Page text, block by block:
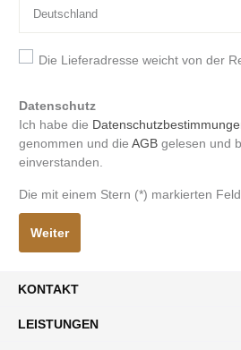
Die Lieferadresse weicht von der
Datenschutz
Ich habe die
genommen und die AGB gelesen und
einverstanden.
Die mit einem Stern (*) markierten
Weiter
KONTAKT
LEISTUNGEN